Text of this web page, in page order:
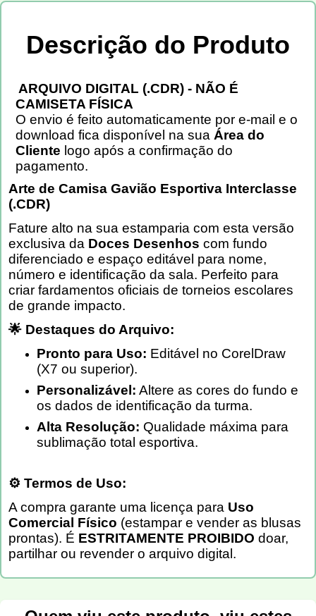
Descrição do Produto
ARQUIVO DIGITAL (.CDR) - NÃO É
CAMISETA FÍSICA
O envio é feito automaticamente por e-mail e o
download fica disponível na sua Área do
Cliente logo após a confirmação do
pagamento.
Arte de Camisa Gavião Esportiva Interclasse
(.CDR)
Fature alto na sua estamparia com esta versão
exclusiva da Doces Desenhos com fundo
diferenciado e espaço editável para nome,
número e identificação da sala. Perfeito para
criar fardamentos oficiais de torneios escolares
de grande impacto.
🌟 Destaques do Arquivo:
Pronto para Uso: Editável no CorelDraw
(X7 ou superior).
Personalizável: Altere as cores do fundo e
os dados de identificação da turma.
Alta Resolução: Qualidade máxima para
sublimação total esportiva.
⚙️ Termos de Uso:
A compra garante uma licença para Uso
Comercial Físico (estampar e vender as blusas
prontas). É ESTRITAMENTE PROIBIDO doar,
partilhar ou revender o arquivo digital.